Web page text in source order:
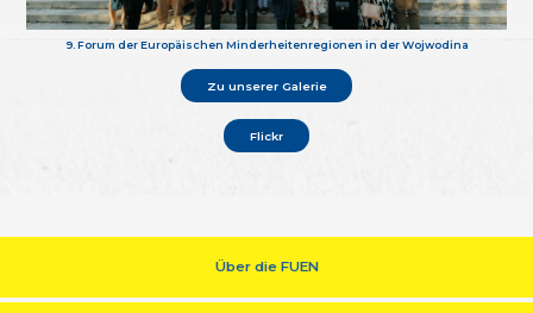
9. Forum der Europäischen Minderheitenregionen in der Wojwodina
Zu unserer Galerie
Flickr
Über die FUEN